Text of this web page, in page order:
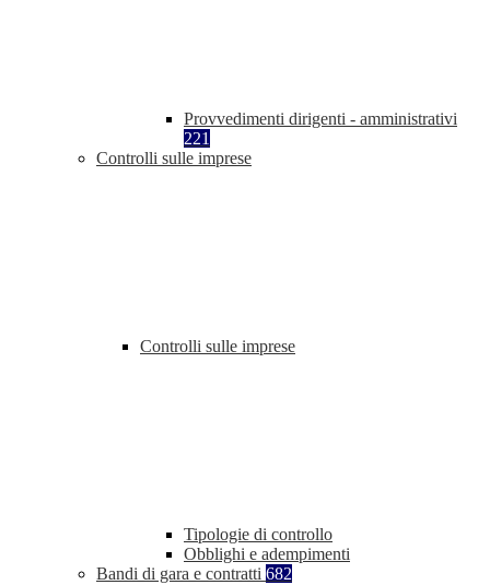
Provvedimenti dirigenti - amministrativi
221
Controlli sulle imprese
Controlli sulle imprese
Tipologie di controllo
Obblighi e adempimenti
Bandi di gara e contratti 682